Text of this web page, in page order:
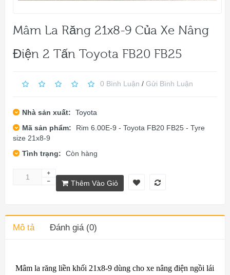
Mâm La Răng 21x8-9 Của Xe Nâng
Điện 2 Tấn Toyota FB20 FB25
0 Bình Luận / Gửi Bình Luận
Nhà sản xuất:
Toyota
Mã sản phẩm:
Rim 6.00E-9 - Toyota FB20 FB25 - Tyre
size 21x8-9
Tình trạng:
Còn hàng
Thêm Vào Giỏ
Mô tả Đánh giá (0)
Mâm la răng liền khối 21x8-9 dùng cho xe nâng điện ngồi lái